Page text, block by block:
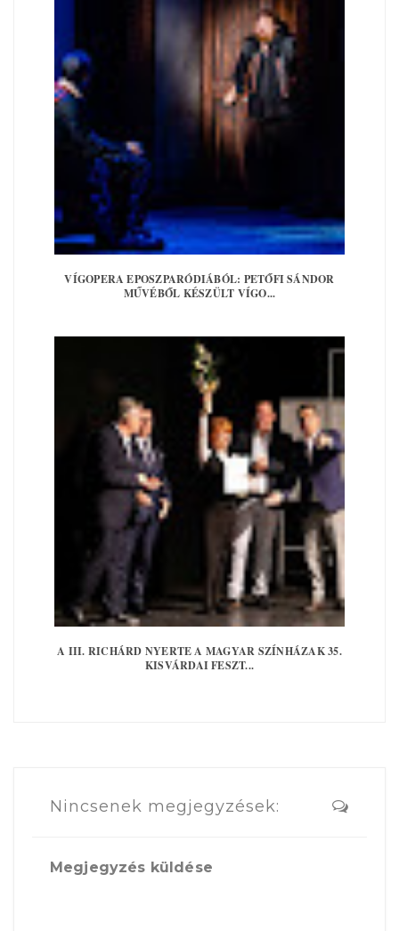
VÍGOPERA EPOSZPARÓDIÁBÓL: PETŐFI SÁNDOR
MŰVÉBŐL KÉSZÜLT VÍGO...
A III. RICHÁRD NYERTE A MAGYAR SZÍNHÁZAK 35.
KISVÁRDAI FESZT...
Nincsenek megjegyzések:
Megjegyzés küldése